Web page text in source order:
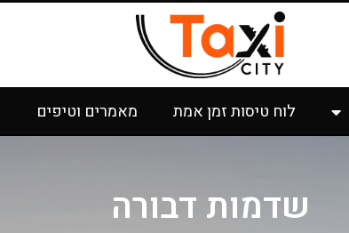
לוח טיסות זמן אמת מאמרים וטיפים
שדמות דבורה